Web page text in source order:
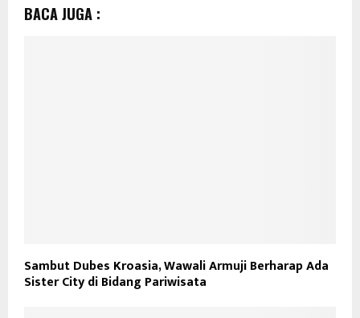
BACA JUGA :
Sambut Dubes Kroasia, Wawali Armuji Berharap Ada
Sister City di Bidang Pariwisata